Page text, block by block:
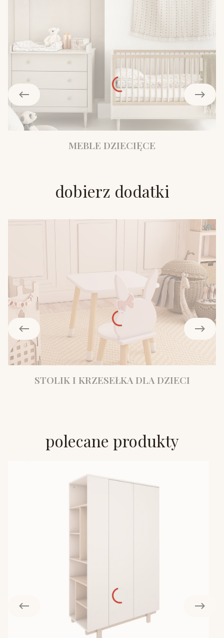
MEBLE DZIECIĘCE
dobierz dodatki
STOLIK I KRZESEŁKA DLA DZIECI
polecane produkty